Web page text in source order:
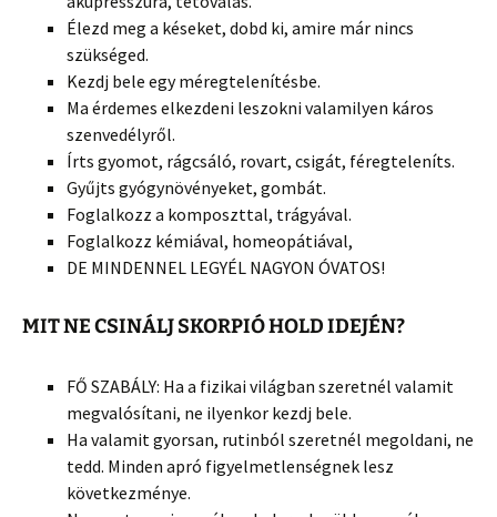
Élezd meg a késeket, dobd ki, amire már nincs
szükséged.
Kezdj bele egy méregtelenítésbe.
Ma érdemes elkezdeni leszokni valamilyen káros
szenvedélyről.
Írts gyomot, rágcsáló, rovart, csigát, féregteleníts.
Gyűjts gyógynövényeket, gombát.
Foglalkozz a komposzttal, trágyával.
Foglalkozz kémiával, homeopátiával,
DE MINDENNEL LEGYÉL NAGYON ÓVATOS!
MIT NE CSINÁLJ SKORPIÓ HOLD IDEJÉN?
FŐ SZABÁLY: Ha a fizikai világban szeretnél valamit
megvalósítani, ne ilyenkor kezdj bele.
Ha valamit gyorsan, rutinból szeretnél megoldani, ne
tedd. Minden apró figyelmetlenségnek lesz
következménye.